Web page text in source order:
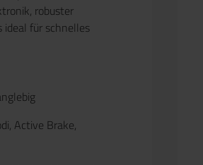
robuster
ideal für schnelles
Active Brake,